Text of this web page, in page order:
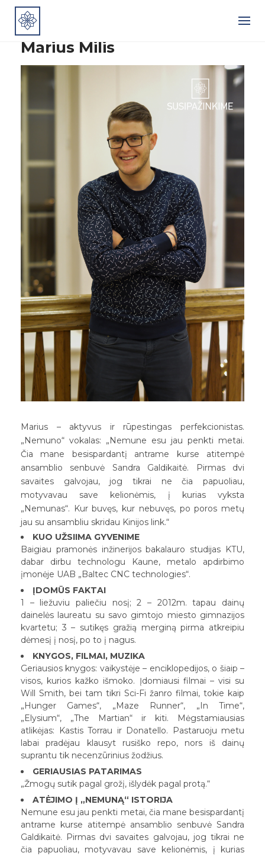
Skip
content
Marius Milis
Marius – aktyvus ir rūpestingas perfekcionistas.
„Nemuno“ vokalas: „Nemune esu jau penkti metai.
Čia mane besispardantį antrame kurse atitempė
ansamblio senbuvė Sandra Galdikaitė. Pirmas dvi
savaites galvojau, jog tikrai ne čia papuoliau,
motyvavau save kelionėmis, į kurias vyksta
„Nemunas“. Kur buvęs, kur nebuvęs, po poros metų
jau su ansambliu skridau Kinijos link.“
KUO UŽSIIMA GYVENIME
Baigiau pramonės inžinerijos bakalauro studijas KTU,
dabar dirbu technologu Kaune, metalo apdirbimo
įmonėje UAB „Baltec CNC technologies“.
ĮDOMŪS FAKTAI
1 – liežuviu paliečiu nosį; 2 – 2012m. tapau dainų
dainelės laureatu su savo gimtojo miesto gimnazijos
kvartetu; 3 – sutikęs gražią merginą pirma atkreipiu
dėmesį į nosį, po to į nagus.
KNYGOS, FILMAI, MUZIKA
Geriausios knygos: vaikystėje – enciklopedijos, o šiaip –
visos, kurios kažko išmoko. Įdomiausi filmai – visi su
Will Smith, bei tam tikri Sci-Fi žanro filmai, tokie kaip
„Hunger Games“, „Maze Runner“, „In Time“,
„Elysium“, „The Martian“ ir kiti. Mėgstamiausias
atlikėjas: Kastis Torrau ir Donatello. Pastaruoju metu
labai pradėjau klausyt rusiško repo, nors iš dainų
suprantu tik necenzūrinius žodžius.
GERIAUSIAS PATARIMAS
„Žmogų sutik pagal grožį, išlydėk pagal protą.“
ATĖJIMO Į „NEMUNĄ“ ISTORIJA
Nemune esu jau penkti metai, čia mane besispardantį
antrame kurse atitempė ansamblio senbuvė Sandra
Galdikaitė. Pirmas dvi savaites galvojau, jog tikrai ne
čia papuoliau, motyvavau save kelionėmis, į kurias